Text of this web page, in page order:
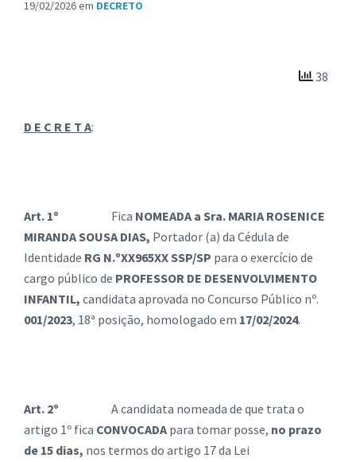
19/02/2026em DECRETO
38
D E C R E T A:
Art. 1º Fica NOMEADA a Sra. MARIA ROSENICE
MIRANDA SOUSA DIAS, Portador (a) da Cédula de
Identidade RG N.ºXX965XX SSP/SP para o exercício de
cargo público de PROFESSOR DE DESENVOLVIMENTO
INFANTIL, candidata aprovada no Concurso Público nº.
001/2023, 18ª posição, homologado em 17/02/2024.
Art. 2º A candidata nomeada de que trata o
artigo 1º fica CONVOCADA para tomar posse, no prazo
de 15 dias, nos termos do artigo 17 da Lei